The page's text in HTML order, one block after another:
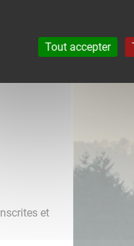
vous
et
Tout accepter